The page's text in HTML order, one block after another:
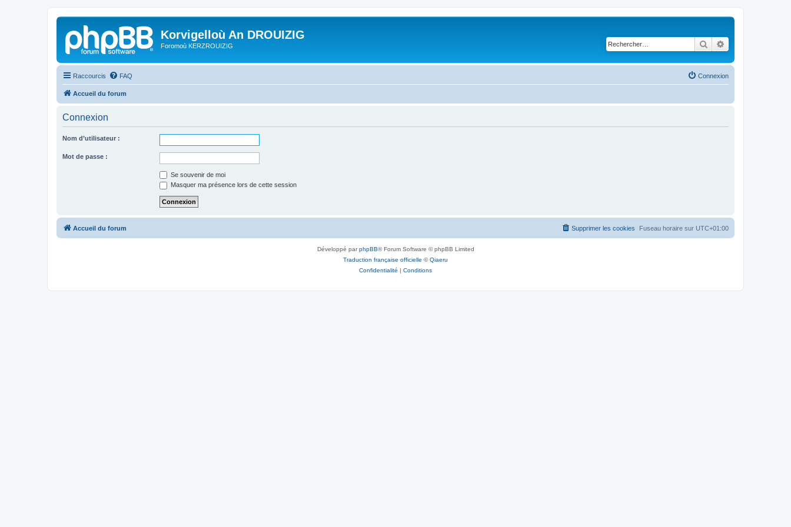
Korvigelloù An DROUIZIG
Foromoù KERZROUIZIG Rechercher
Raccourcis FAQ Connexion
Accueil du forum
Connexion
Nom d’utilisateur :
Mot de passe :
Se souvenir de moi
Masquer ma présence lors de cette session
Accueil du forum Fuseau horaire sur UTC+01:00
Supprimer les cookies
Développé parphpBB® Forum Software © phpBB Limited
Traduction française officielle ©Qiaeru
Confidentialité | Conditions